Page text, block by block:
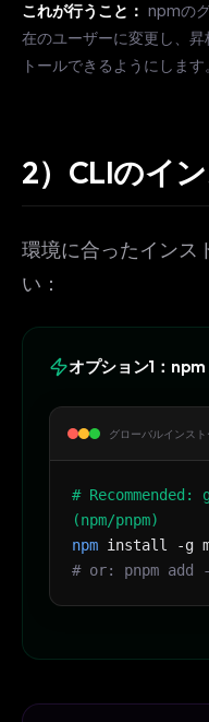
これが行うこと： npmの
在のユーザーに変更し、
トールできるようにします
2）CLIのイ
環境に合ったインス
い：
オプション1：npm
グローバルインスト
#
(npm/pnpm)
npm install -g
# or: pnpm add